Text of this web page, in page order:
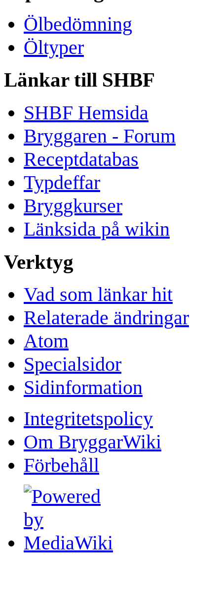
Ölbedömning
Öltyper
Länkar till SHBF
SHBF Hemsida
Bryggaren - Forum
Receptdatabas
Typdeffar
Bryggkurser
Länksida på wikin
Verktyg
Vad som länkar hit
Relaterade ändringar
Atom
Specialsidor
Sidinformation
Integritetspolicy
Om BryggarWiki
Förbehåll